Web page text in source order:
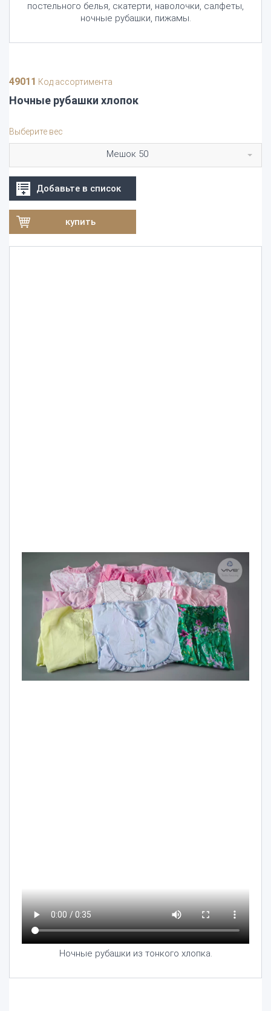
постельного белья, скатерти, наволочки, салфеты,
ночные рубашки, пижамы.
49011 Код ассортимента
Ночные рубашки хлопок
Выберите вес
Мешок 50
Добавьте в список
купить
Ночные рубашки из тонкого хлопка.